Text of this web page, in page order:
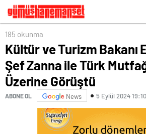
Görüştü
185 okunma
Kültür ve Turizm Bakanı
Şef Zanna ile Türk
Üzerine Görüştü
ABONE OL News 5 Eylül 2024 19:10